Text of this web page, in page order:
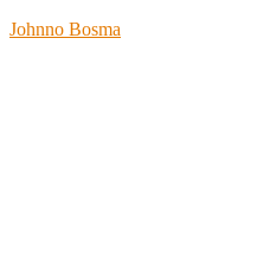
Johnno Bosma